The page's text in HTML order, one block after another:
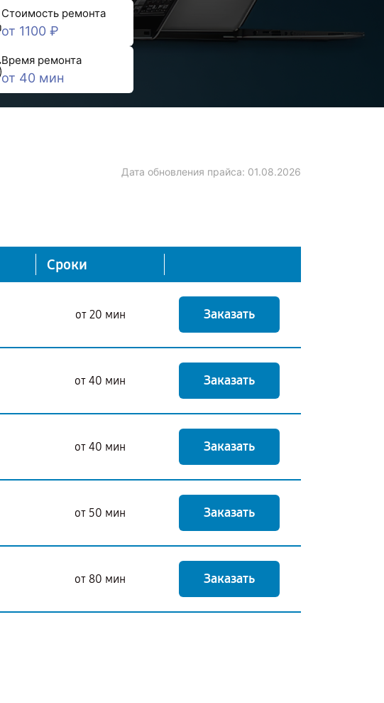
Стоимость ремонта
от 1100 ₽
Время ремонта
от 40 мин
Дата обновления прайса: 01.08.2026
Сроки
от 20 мин Заказать
от 40 мин Заказать
от 40 мин Заказать
от 50 мин Заказать
от 80 мин Заказать